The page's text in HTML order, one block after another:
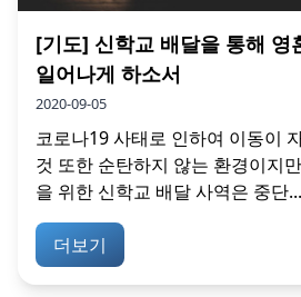
[기도] 신학교 배달을 통해 영
일어나게 하소서
2020-09-05
코로나19 사태로 인하여 이동이
것 또한 순탄하지 않는 환경이지
을 위한 신학교 배달 사역은 중단...
더보기